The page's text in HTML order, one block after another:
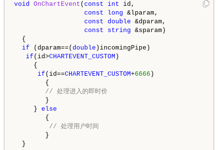
void OnChartEvent ( const int id,
const
long &lparam,
const double &dparam,
const
string &sparam)
{
if (dparam==( double )incomingPipe)
if (id>CHARTEVENT_CUSTOM )
{
if (id==CHARTEVENT_CUSTOM+6666 )
{
// 处理进入的即时价
}
} else
{
// 处理用户时间
}